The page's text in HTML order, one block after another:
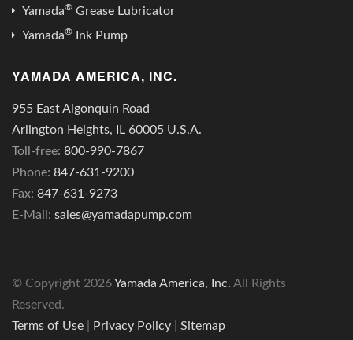
Yamada® Grease Lubricator
Yamada® Ink Pump
YAMADA AMERICA, INC.
955 East Algonquin Road
Arlington Heights, IL 60005 U.S.A.
Toll-free: 800-990-7867
Phone: 847-631-9200
Fax: 847-631-9273
E-Mail: sales@yamadapump.com
© Copyright 2026Yamada America, Inc. All Rights
Reserved.
Terms of Use
Privacy Policy Sitemap